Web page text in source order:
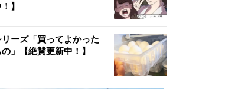
】
リーズ「買ってよかった
の」【絶賛更新中！】